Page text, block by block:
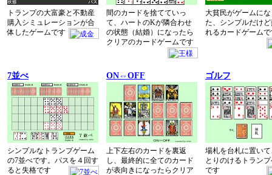
トランプの大富豪と不動産
購入シミュレーションが合
体したゲームです
間のカードを捨てていっ
て、ハートのKが隣合わせ
の状態（結婚）になったら
クリアのカードゲームです
大貧民がゲームに
た、シンプルだけ
れるカードゲーム
7並べ
シンプルなトランプゲーム
の7並べです。パスを４回す
ると失格です
ON⇔OFF
上下左右のカードを裏返
し、最終的に全てのカード
が表向きになったらクリア
ゴルフ
場札を台札に置い
とりのけるトラン
です